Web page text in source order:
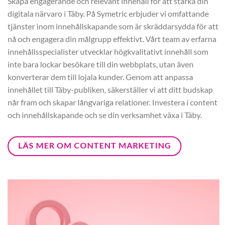
digitala närvaro i Täby. På Symetric erbjuder vi omfattande
tjänster inom innehållskapande som är skräddarsydda för att
nå och engagera din målgrupp effektivt. Vårt team av erfarna
innehållsspecialister utvecklar högkvalitativt innehåll som
inte bara lockar besökare till din webbplats, utan även
konverterar dem till lojala kunder. Genom att anpassa
innehållet till Täby-publiken, säkerställer vi att ditt budskap
når fram och skapar långvariga relationer. Investera i content
och innehållskapande och se din verksamhet växa i Täby.
LÄS MER OM CONTENT MARKETING